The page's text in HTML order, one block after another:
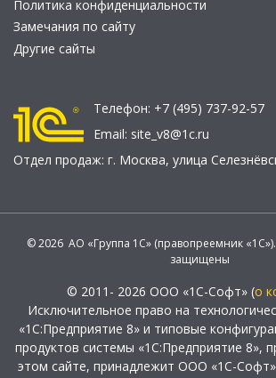
Политика конфиденциальности
Замечания по сайту
Другие сайты
Телефон: +7 (495) 737-92-57
Email: site_v8@1c.ru
Отдел продаж: г. Москва, улица
© 2026 АО «Группа 1С» (правопреемник
защищены
© 2011- 2026 ООО «1С-Софт» (о
Исключительное право на
«1С:Предприятие 8» и типовые
продуктов системы «1С:Предприятие 8»,
этом сайте, принадлежит ООО «1С-